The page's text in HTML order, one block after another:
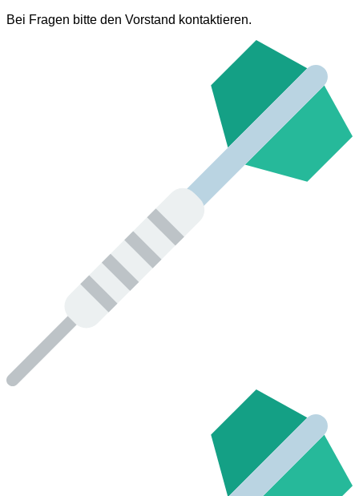
Bei Fragen bitte den Vorstand kontaktieren.